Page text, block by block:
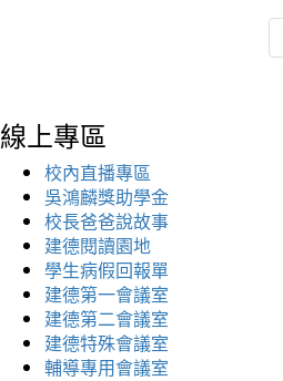
線上專區
校內直播專區
吳鴻麟獎助學金
校長爸爸說故事
建德閱讀園地
學生病假回報單
建德第一會議室
建德第二會議室
建德特殊會議室
輔導專用會議室